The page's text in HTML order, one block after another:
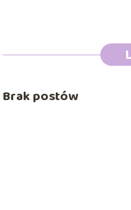
Brak postów